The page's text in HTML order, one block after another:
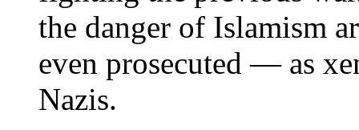
the danger of Islamism
even prosecuted — as
Nazis.